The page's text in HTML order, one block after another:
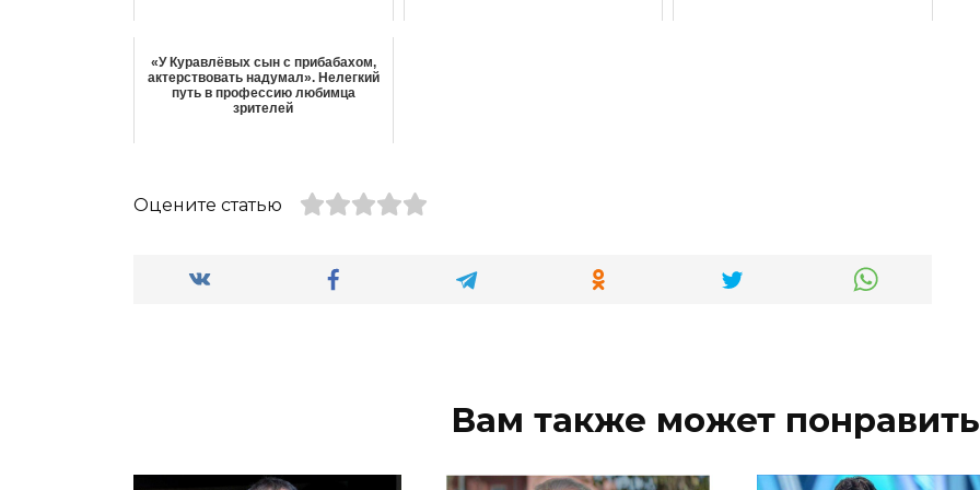
«У Куравлёвых сын с прибабахом,
актерствовать надумал». Нелегкий
путь в профессию любимца
зрителей
Оцените статью
Вам также может